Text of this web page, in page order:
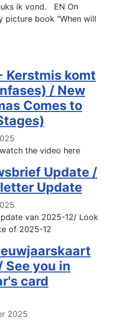
ik vond. EN On
picture book "When will
Kerstmis komt
/ New
Comes to
the video here
Update /
Update
van 2025-12/ Look
of 2025-12
See you in
card
2025